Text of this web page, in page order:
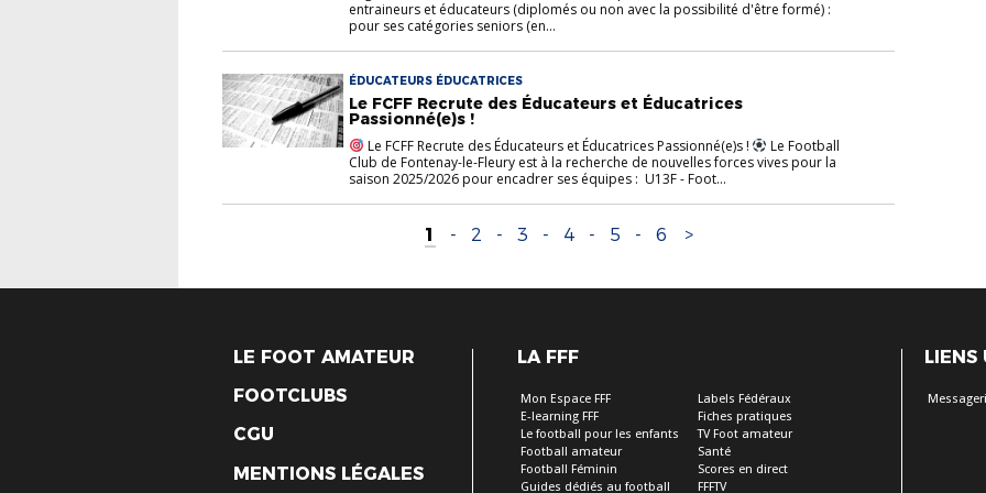
entraineurs et éducateurs (diplomés ou non avec la possibilité d'être formé) :
pour ses catégories seniors (en...
ÉDUCATEURS ÉDUCATRICES
Le FCFF Recrute des Éducateurs et Éducatrices
Passionné(e)s !
Le FCFF Recrute des Éducateurs et Éducatrices Passionné(e)s !
Le Football
Club de Fontenay-le-Fleury est à la recherche de nouvelles forces vives pour la
saison 2025/2026 pour encadrer ses équipes : U13F - Foot...
1 - 2 - 3 - 4 - 5 - 6 >
LE FOOT AMATEUR
FOOTCLUBS
CGU
MENTIONS LÉGALES
LA FFF
Mon Espace FFF
E-learning FFF
Le football pour les enfants
Football amateur
Football Féminin
Guides dédiés au football
Labels Fédéraux
Fiches pratiques
TV Foot amateur
Santé
Scores en direct
FFFTV
LIENS